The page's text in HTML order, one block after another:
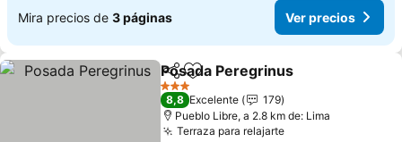
Mira precios de 3 páginas Ver precios
CompartirAgregar a favoritos
Posada Peregrinus
3 Estrellas
8,8 Excelente
179
Pueblo Libre, a 2.8 km de: Lima
Terraza para relajarteVer precios